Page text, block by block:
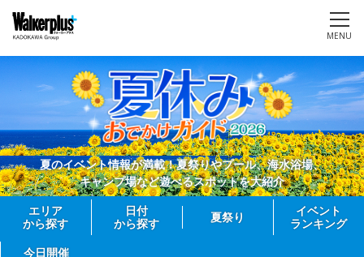
MENU
夏のイベント情報が満載！夏祭りやプール、海水浴場、
キャンプ場など遊べるスポットを大紹介
エリア
から探す
日付
から探す
夏祭り
イベント
ランキング
今日開催